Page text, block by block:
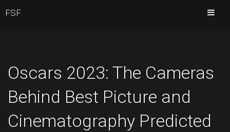
Oscars 2023: The Cameras
Behind Best Picture and
Cinematography Predicted
FSF